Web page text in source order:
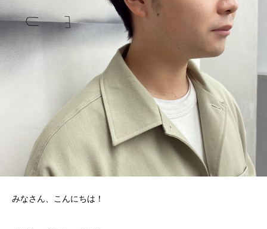
みなさん、こんにちは！